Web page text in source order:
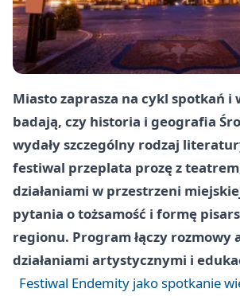
Miasto zaprasza na cykl spotkań
badają, czy historia i geografia
wydały szczególny rodzaj
festiwal przeplata prozę z
działaniami w przestrzeni
pytania o tożsamość i formę
regionu. Program łączy rozmowy
działaniami artystycznymi i
Festiwal Endemity jako spotkanie